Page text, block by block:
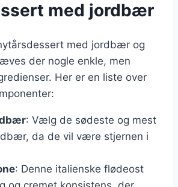
med jordbær
med jordbær og
der nogle enkle, men
Her er en liste over
: Vælg de sødeste og mest
da de vil være stjernen i
: Denne italienske flødeost